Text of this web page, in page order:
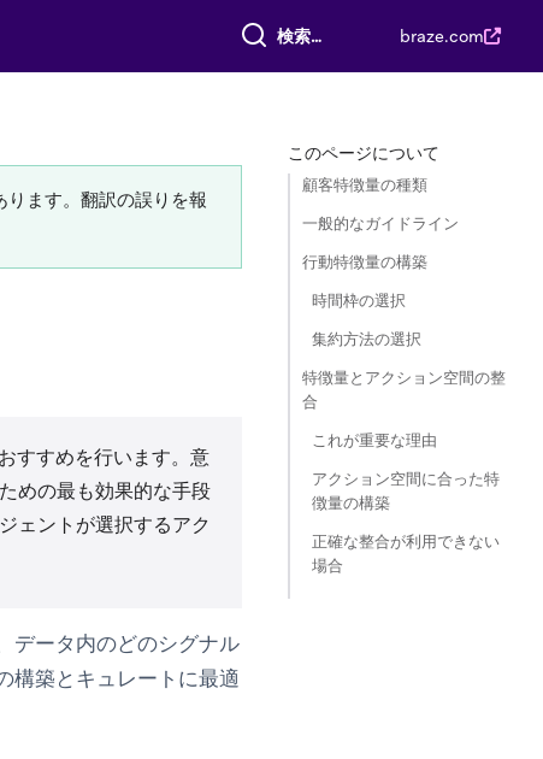
すべて検索 braze.com
ます。翻訳の誤りを報
すすめを行います。意
めの最も効果的な手段
ェントが選択するアク
データ内のどのシグナル
構築とキュレートに最適
このページについて
顧客特徴量の種類
一般的なガイドライン
行動特徴量の構築
時間枠の選択
集約方法の選択
特徴量とアクション空間の整
合
これが重要な理由
アクション空間に合った特
徴量の構築
正確な整合が利用できない
場合